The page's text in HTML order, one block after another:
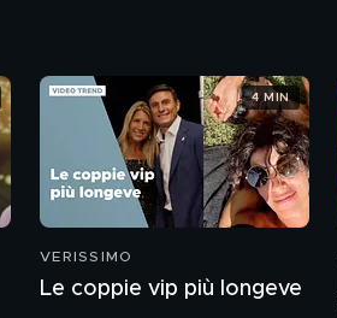
VERISSIMO
Le coppie vip più longeve
4 MIN